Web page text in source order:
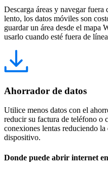
Descarga áreas y navegar
lento, los datos móviles son
guardar un área desde el mapa
usarlo cuando esté fuera de
Ahorrador de datos
Utilice menos datos con el
reducir su factura de teléfono o
conexiones lentas reduciendo
dispositivo.
Donde puede abrir internet